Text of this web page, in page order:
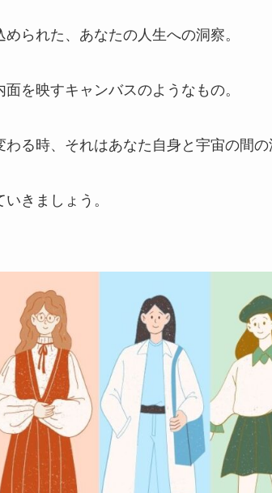
られた、あなたの人生への洞察。
を映すキャンバスのようなもの。
わる時、それはあなた自身と宇宙の間の
きましょう。